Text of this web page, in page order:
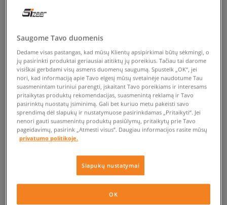
Saugome Tavo duomenis
Dedame visas pastangas, kad mūsų Klientų apsipirkimai būtų sėkmingi, o
jų pasirinkti produktai geriausiai atitiktų jų poreikius. Tačiau tai darome
visiškai gerbdami visų asmens duomenų saugumą. Spustelk „OK“, jei
nori, kad informaciją apie Tavo elgesį mūsų svetainėje naudotume Tau
suasmenintam turiniui parengti, įskaitant Tavo poreikiams ir interesams
pritaikytas produktų rekomendacijas, suasmenintą reklamą ir Tavo
pasirinktų nuostatų įsiminimą. Gali bet kuriuo metu pakeisti savo
sprendimą dėl slapukų ir nustatymuose pasirinkdamas „Pritaikyti“. Jei
nenori gauti suasmenintų produktų pasiūlymų, pritaikytų prie Tavo
pageidavimų, pasirink „Atmesti visus”. Daugiau informacijos rasite mūsų
privatumo politikoje.
Slapukų nustatymai
OK